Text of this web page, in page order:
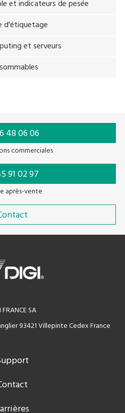
et indicateurs de pesée
d'étiquetage
et serveurs
48 06 06
commerciales
91 02 97
après-vente
FRANCE SA
93421 Villepinte Cedex France